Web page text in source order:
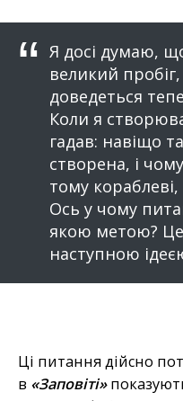
Я досі думаю,
великий
доведеться
Коли я
гадав: навіщо
створена, і
тому кораблеві,
Ось у чому
якою метою? Це
наступною
Ці питання дійсно
в «Заповіті»